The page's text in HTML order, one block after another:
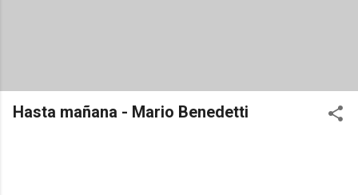
Hasta mañana - Mario Benedetti